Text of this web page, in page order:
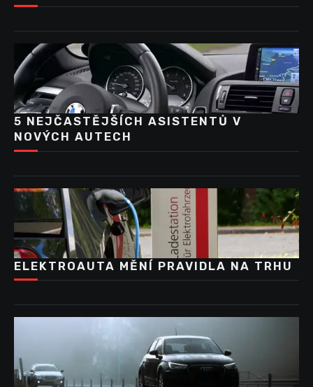
5 NEJČASTĚJŠÍCH ASISTENTŮ V
NOVÝCH AUTECH
ELEKTROAUTA MĚNÍ PRAVIDLA NA TRHU